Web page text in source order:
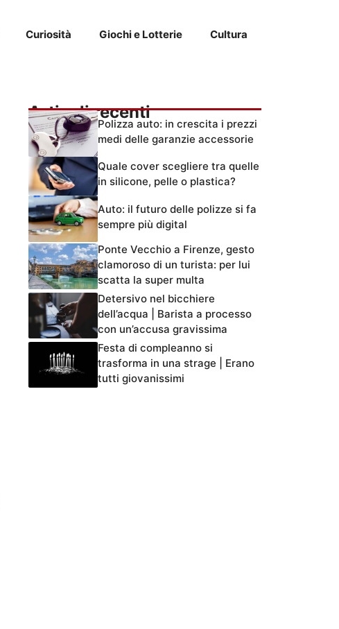
Curiosità Giochi e Lotterie Cultura
Articoli recenti
Polizza auto: in crescita i prezzi
medi delle garanzie accessorie
Quale cover scegliere tra quelle
in silicone, pelle o plastica?
Auto: il futuro delle polizze si fa
sempre più digital
Ponte Vecchio a Firenze, gesto
clamoroso di un turista: per lui
scatta la super multa
Detersivo nel bicchiere
dell’acqua | Barista a processo
con un’accusa gravissima
Festa di compleanno si
trasforma in una strage | Erano
tutti giovanissimi